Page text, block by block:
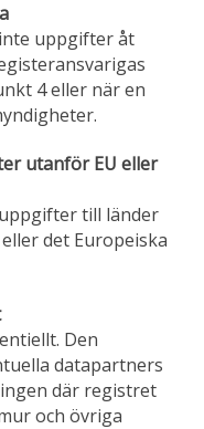
uppgifter åt
4 eller när en
utanför EU eller
till länder
det Europeiska
Den
datapartners
där registret
och övriga